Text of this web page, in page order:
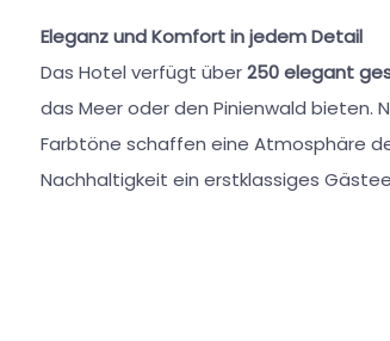
Eleganz und Komfort in jedem Detail
Das Hotel verfügt über250 elegant
das Meer oder den Pinienwald bieten.
Farbtöne schaffen eine Atmosphäre
Nachhaltigkeit ein erstklassiges